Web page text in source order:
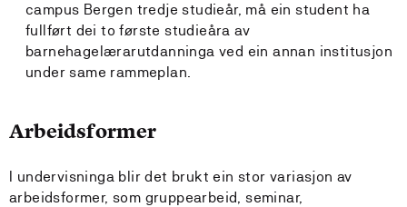
campus Bergen tredje studieår, må ein student ha
fullført dei to første studieåra av
barnehagelærarutdanninga ved ein annan institusjon
under same rammeplan.
Arbeidsformer
I undervisninga blir det brukt ein stor variasjon av
arbeidsformer, som gruppearbeid, seminar,